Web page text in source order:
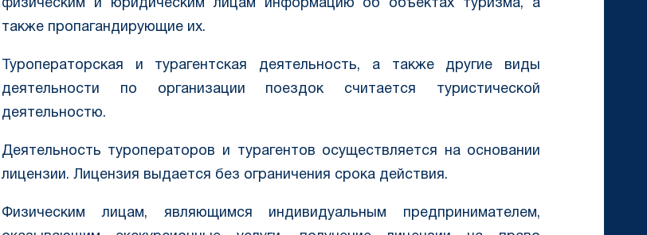
физическим и юридическим лицам информацию об объектах туризма, а
также пропагандирующие их.
Туроператорская и турагентская деятельность, а также другие виды
деятельности по организации поездок считается туристической
деятельностю.
Деятельность туроператоров и турагентов осуществляется на основании
лицензии. Лицензия выдается без ограничения срока действия.
Физическим лицам, являющимся индивидуальным предпринимателем,